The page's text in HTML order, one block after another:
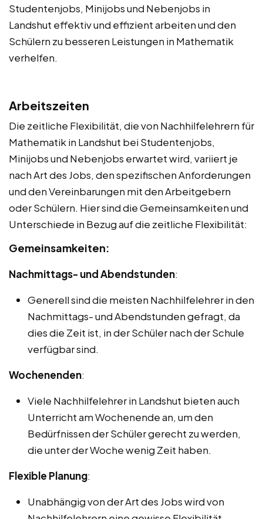
Studentenjobs, Minijobs und Nebenjobs in
Landshut effektiv und effizient arbeiten und den
Schülern zu besseren Leistungen in Mathematik
verhelfen.
Arbeitszeiten
Die zeitliche Flexibilität, die von Nachhilfelehrern für
Mathematik in Landshut bei Studentenjobs,
Minijobs und Nebenjobs erwartet wird, variiert je
nach Art des Jobs, den spezifischen Anforderungen
und den Vereinbarungen mit den Arbeitgebern
oder Schülern. Hier sind die Gemeinsamkeiten und
Unterschiede in Bezug auf die zeitliche Flexibilität:
Gemeinsamkeiten:
Nachmittags- und Abendstunden:
Generell sind die meisten Nachhilfelehrer in den
Nachmittags- und Abendstunden gefragt, da
dies die Zeit ist, in der Schüler nach der Schule
verfügbar sind.
Wochenenden:
Viele Nachhilfelehrer in Landshut bieten auch
Unterricht am Wochenende an, um den
Bedürfnissen der Schüler gerecht zu werden,
die unter der Woche wenig Zeit haben.
Flexible Planung:
Unabhängig von der Art des Jobs wird von